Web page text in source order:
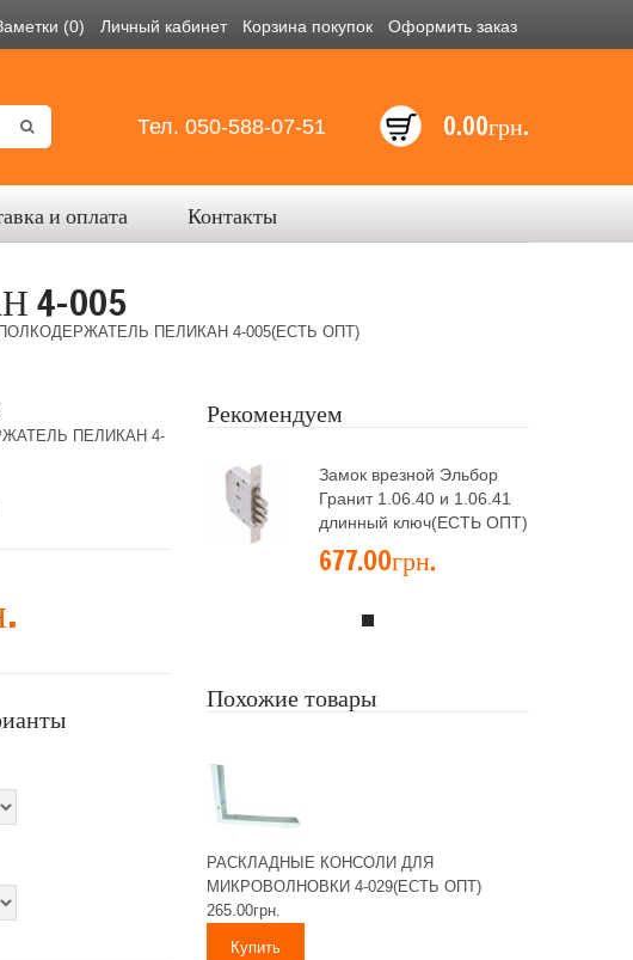
(0) Личный кабинет Корзина покупок Оформить заказ
Тел. 050-588-07-51 0.00грн.
и оплата Контакты
4-005
ПЕЛИКАН 4-005(ЕСТЬ ОПТ)
ПЕЛИКАН 4-
Рекомендуем
Замок врезной Эльбор
Гранит 1.06.40 и 1.06.41
длинный ключ(ЕСТЬ ОПТ)
677.00грн.
Похожие товары
РАСКЛАДНЫЕ КОНСОЛИ ДЛЯ
МИКРОВОЛНОВКИ 4-029(ЕСТЬ ОПТ)
265.00грн.